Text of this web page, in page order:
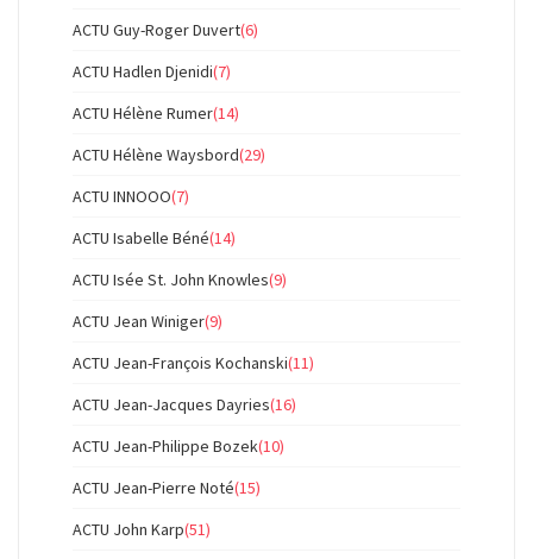
ACTU Guy-Roger Duvert(6)
ACTU Hadlen Djenidi(7)
ACTU Hélène Rumer(14)
ACTU Hélène Waysbord(29)
ACTU INNOOO(7)
ACTU Isabelle Béné(14)
ACTU Isée St. John Knowles(9)
ACTU Jean Winiger(9)
ACTU Jean-François Kochanski(11)
ACTU Jean-Jacques Dayries(16)
ACTU Jean-Philippe Bozek(10)
ACTU Jean-Pierre Noté(15)
ACTU John Karp(51)